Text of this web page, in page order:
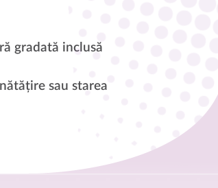
gradată inclusă
sau starea